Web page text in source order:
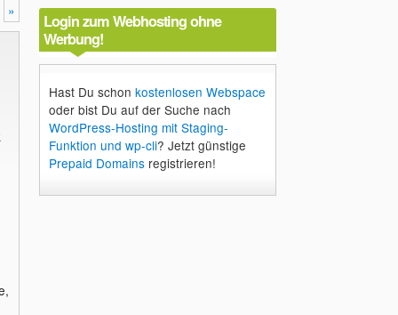
»
Login zum Webhosting ohne
Werbung!
Hast Du schon kostenlosen Webspace
oder bist Du auf der Suche nach
WordPress-Hosting mit Staging-
Funktion und wp-cli? Jetzt günstige
Prepaid Domainsregistrieren!